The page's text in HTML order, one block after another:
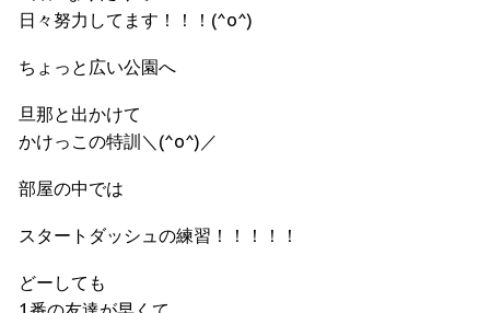
日々努力してます！！！(^o^)
ちょっと広い公園へ
旦那と出かけて
かけっこの特訓＼(^o^)／
部屋の中では
スタートダッシュの練習！！！！！
どーしても